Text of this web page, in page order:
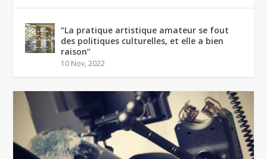
“La pratique artistique amateur se fout
des politiques culturelles, et elle a bien
raison”
10 Nov, 2022